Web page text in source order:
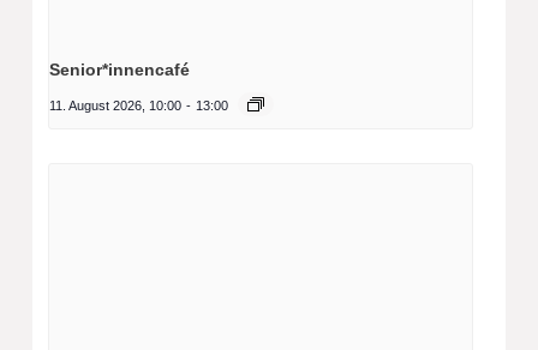
Senior*innencafé
11. August 2026, 10:00 - 13:00